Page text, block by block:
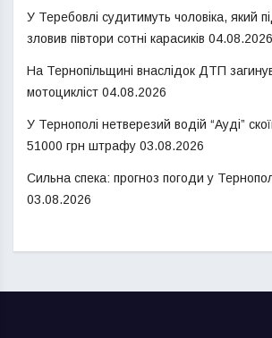
У Теребовлі судитимуть чоловіка, який
зловив півтори сотні карасиків 04.08.2026
На Тернопільщині внаслідок ДТП
мотоцикліст 04.08.2026
У Тернополі нетверезий водій “Ауді”
51000 грн штрафу 03.08.2026
Сильна спека: прогноз погоди у
03.08.2026